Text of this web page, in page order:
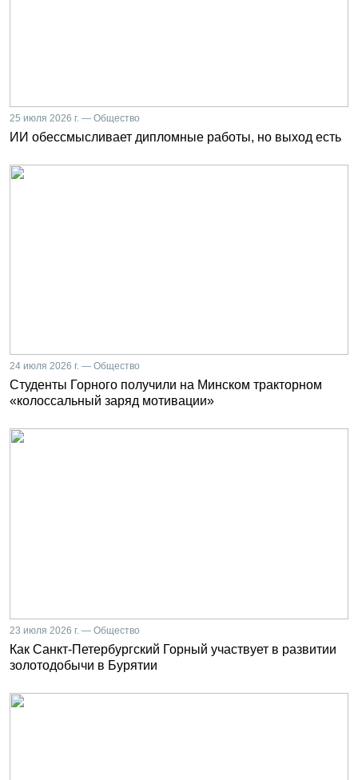
25 июля 2026 г. — Общество
ИИ обессмысливает дипломные работы, но выход есть
24 июля 2026 г. — Общество
Студенты Горного получили на Минском тракторном
«колоссальный заряд мотивации»
23 июля 2026 г. — Общество
Как Санкт-Петербургский Горный участвует в развитии
золотодобычи в Бурятии